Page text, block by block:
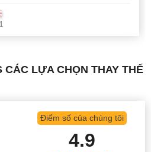
CÁC LỰA CHỌN THAY THẾ
Điểm số của chúng tôi
4.9